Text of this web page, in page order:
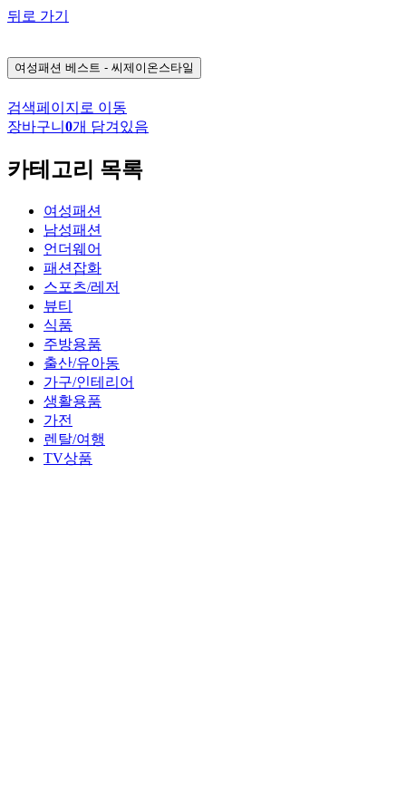
뒤로 가기
여성패션 베스트 - 씨제이온스타일
검색페이지로 이동
장바구니 0개 담겨있음
카테고리 목록
여성패션
남성패션
언더웨어
패션잡화
스포츠/레저
뷰티
식품
주방용품
출산/유아동
가구/인테리어
생활용품
가전
렌탈/여행
TV상품